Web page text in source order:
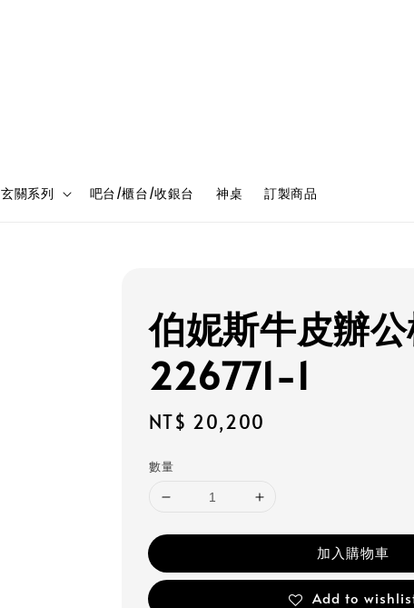
玄關系列 吧台/櫃台/收銀台 神桌 訂製商品
伯妮斯牛皮辦
226771-1
Regular
NT$ 20,200
數量
加入購物車
Add to